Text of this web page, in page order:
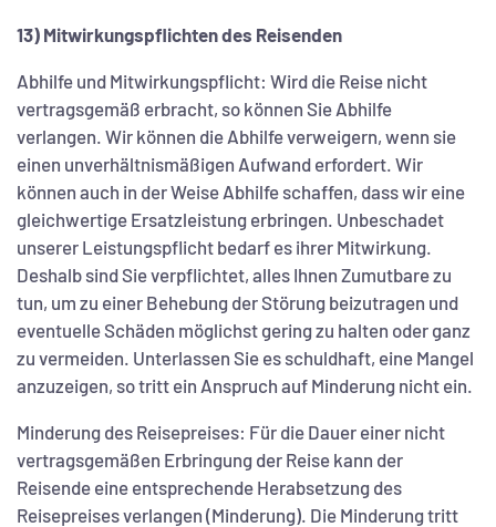
13) Mitwirkungspflichten des Reisenden
Abhilfe und Mitwirkungspflicht: Wird die Reise nicht
vertragsgemäß erbracht, so können Sie Abhilfe
verlangen. Wir können die Abhilfe verweigern, wenn sie
einen unverhältnismäßigen Aufwand erfordert. Wir
können auch in der Weise Abhilfe schaffen, dass wir eine
gleichwertige Ersatzleistung erbringen. Unbeschadet
unserer Leistungspflicht bedarf es ihrer Mitwirkung.
Deshalb sind Sie verpflichtet, alles Ihnen Zumutbare zu
tun, um zu einer Behebung der Störung beizutragen und
eventuelle Schäden möglichst gering zu halten oder ganz
zu vermeiden. Unterlassen Sie es schuldhaft, eine Mangel
anzuzeigen, so tritt ein Anspruch auf Minderung nicht ein.
Minderung des Reisepreises: Für die Dauer einer nicht
vertragsgemäßen Erbringung der Reise kann der
Reisende eine entsprechende Herabsetzung des
Reisepreises verlangen (Minderung). Die Minderung tritt